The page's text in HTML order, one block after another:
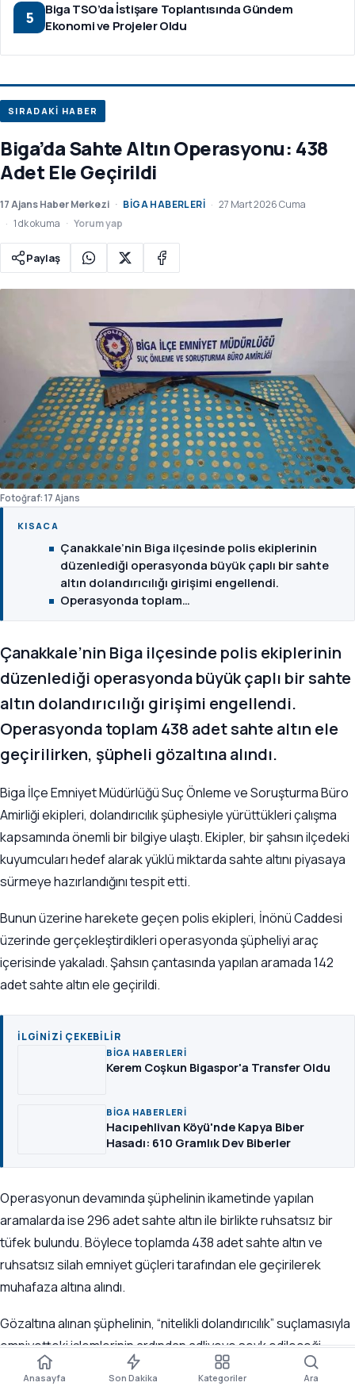
Paylaş Yorum Kaydet Dinle
5
Biga TSO’da İstişare Toplantısında Gündem
Ekonomi ve Projeler Oldu
SIRADAKİ HABER
Biga’da Sahte Altın Operasyonu: 438
Adet Ele Geçirildi
17 Ajans Haber Merkezi BIGA HABERLERI
27 Mart 2026 Cuma
1 dk okuma
Yorum yap
Paylaş
Fotoğraf: 17 Ajans
KISACA
Çanakkale’nin Biga ilçesinde polis ekiplerinin
düzenlediği operasyonda büyük çaplı bir sahte
altın dolandırıcılığı girişimi engellendi.
Operasyonda toplam…
Çanakkale’nin Biga ilçesinde polis ekiplerinin
düzenlediği operasyonda büyük çaplı bir sahte
altın dolandırıcılığı girişimi engellendi.
Operasyonda toplam 438 adet sahte altın ele
geçirilirken, şüpheli gözaltına alındı.
Biga İlçe Emniyet Müdürlüğü Suç Önleme ve Soruşturma Büro
Amirliği ekipleri, dolandırıcılık şüphesiyle yürüttükleri çalışma
kapsamında önemli bir bilgiye ulaştı. Ekipler, bir şahsın ilçedeki
kuyumcuları hedef alarak yüklü miktarda sahte altını piyasaya
sürmeye hazırlandığını tespit etti.
Bunun üzerine harekete geçen polis ekipleri, İnönü Caddesi
üzerinde gerçekleştirdikleri operasyonda şüpheliyi araç
içerisinde yakaladı. Şahsın çantasında yapılan aramada 142
adet sahte altın ele geçirildi.
İLGINIZI ÇEKEBILIR
BIGA HABERLERI
Kerem Coşkun Bigaspor'a Transfer Oldu
BIGA HABERLERI
Hacıpehlivan Köyü'nde Kapya Biber
Hasadı: 610 Gramlık Dev Biberler
Operasyonun devamında şüphelinin ikametinde yapılan
aramalarda ise 296 adet sahte altın ile birlikte ruhsatsız bir
tüfek bulundu. Böylece toplamda 438 adet sahte altın ve
ruhsatsız silah emniyet güçleri tarafından ele geçirilerek
muhafaza altına alındı.
Gözaltına alınan şüphelinin, “nitelikli dolandırıcılık” suçlamasıyla
emniyetteki işlemlerinin ardından adliyeye sevk edileceği
öğrenildi.
Anasayfa Son Dakika Kategoriler Ara